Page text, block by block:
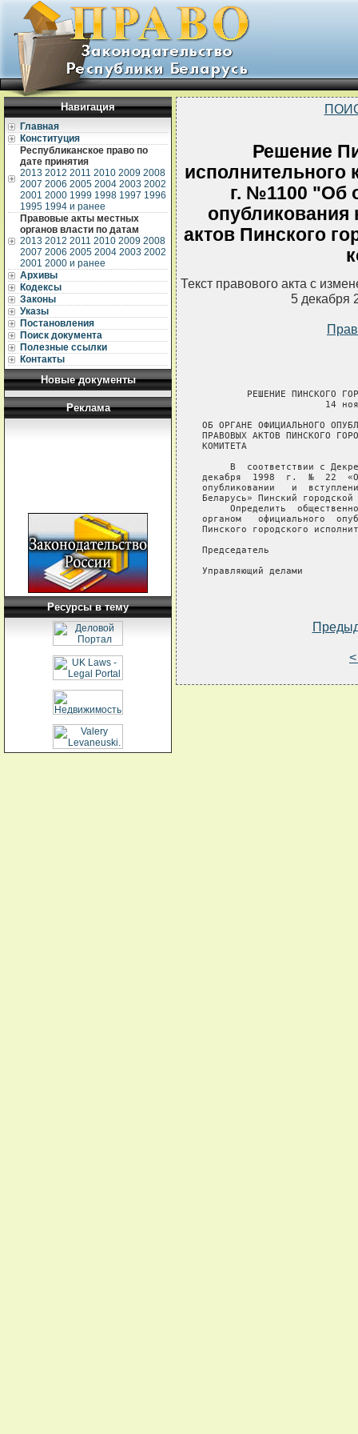
Навигация
Главная
Конституция
Республиканское право по
дате принятия
2013 2012 2011 2010 2009 2008
2007 2006 2005 2004 2003 2002
2001 2000 1999 1998 1997 1996
1995 1994 и ранее
Правовые акты местных
органов власти по датам
2013 2012 2011 2010 2009 2008
2007 2006 2005 2004 2003 2002
2001 2000 и ранее
Архивы
Кодексы
Законы
Указы
Постановления
Поиск документа
Полезные ссылки
Контакты
Новые документы
Реклама
Ресурсы в тему
Решение
исполнительного
г. №1100 "Об
актов Пинского
Текст правового акта с
5 декабря
РЕШЕНИЕ ПИНСКОГО
14
ОБ ОРГАНЕ ОФИЦИАЛЬНОГО
ПРАВОВЫХ АКТОВ ПИНСКОГО
КОМИТЕТА
В  соответствии с
декабря  1998  г.  №  22  «Об
опубликовании   и
Беларусь» Пинский
Определить
органом   официального
Пинского городского
Председатель
Управляющий делами